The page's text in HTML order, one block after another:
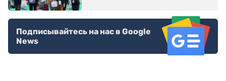
Подписывайтесь на нас в Google
News